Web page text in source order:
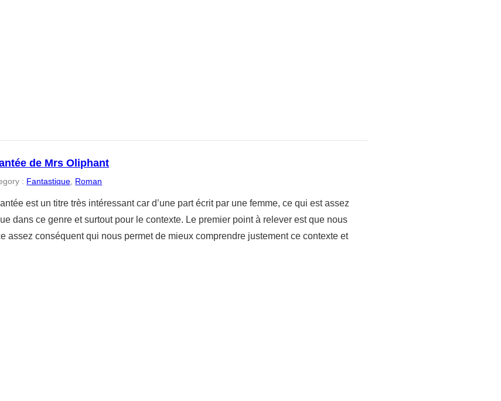
de Mrs Oliphant
: Fantastique Roman
est un titre très intéressant car d’une part écrit par une femme, ce qui est assez
dans ce genre et surtout pour le contexte. Le premier point à relever est que nous
assez conséquent qui nous permet de mieux comprendre justement ce contexte et